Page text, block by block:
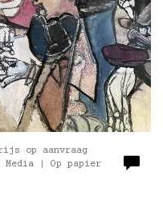
op aanvraag
Media | Op papier